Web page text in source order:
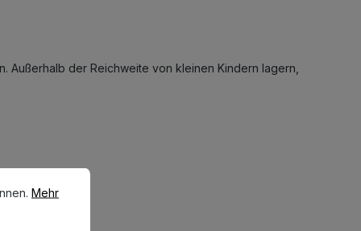
Außerhalb der Reichweite von kleinen Kindern lagern,
Mehr Informationen ...
Mehr